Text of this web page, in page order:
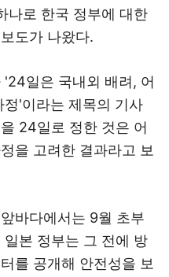
나로 한국 정부에 대한
도가 나왔다.
일은 국내외 배려, 어
정'이라는 제목의 기사
24일로 정한 것은 어
을 고려한 결과라고 보
바다에서는 9월 초부
본 정부는 그 전에 방
를 공개해 안전성을 보